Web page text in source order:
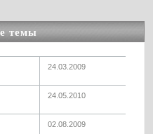
темы
24.03.2009
24.05.2010
02.08.2009